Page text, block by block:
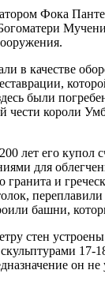
Фока
в качестве
были
чести короли
лет его купол
для
и
переплавили
башни,
стен
он не